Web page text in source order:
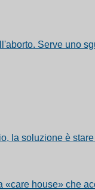
Serve uno
la soluzione è
house» che